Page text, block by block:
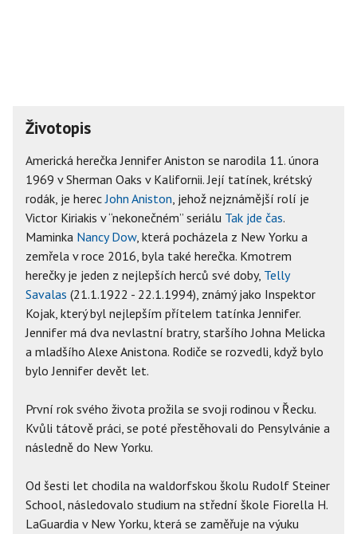
Životopis
Americká herečka Jennifer Aniston se narodila 11. února
1969 v Sherman Oaks v Kalifornii. Její tatínek, krétský
rodák, je herecJohn Aniston, jehož nejznámější rolí je
Victor Kiriakis v “nekonečném” seriálu Tak jde čas.
Maminka Nancy Dow, která pocházela z New Yorku a
zemřela v roce 2016, byla také herečka. Kmotrem
herečky je jeden z nejlepších herců své doby, Telly
Savalas (21.1.1922 - 22.1.1994), známý jako Inspektor
Kojak, který byl nejlepším přítelem tatínka Jennifer.
Jennifer má dva nevlastní bratry, staršího Johna Melicka
a mladšího Alexe Anistona. Rodiče se rozvedli, když bylo
bylo Jennifer devět let.
První rok svého života prožila se svoji rodinou v Řecku.
Kvůli tátově práci, se poté přestěhovali do Pensylvánie a
následně do New Yorku.
Od šesti let chodila na waldorfskou školu Rudolf Steiner
School, následovalo studium na střední škole Fiorella H.
LaGuardia v New Yorku, která se zaměřuje na výuku